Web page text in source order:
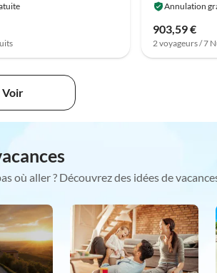
Annulation
903,59 €
2 voyageurs / 7
Voir
où aller ? Découvrez des idées de